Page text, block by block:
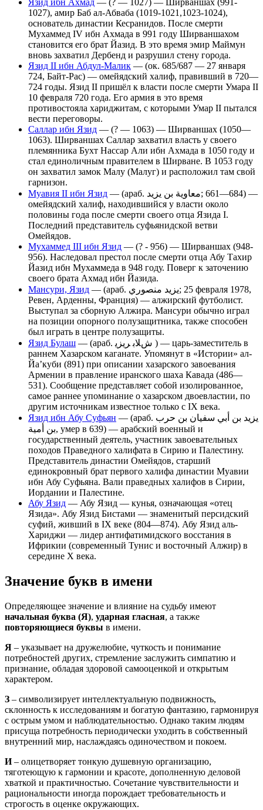
Язид ибн Ахмад — (? — 1027) — Ширваншах (991-
1027), амир Баб ал-Абваба (1019-1021,1023-1024),
основатель династии Кесранидов. После смерти
Мухаммед IV ибн Ахмада в 991 году Ширваншахом
становится его брат Йазид. В это время эмир Маймун
вновь захватил Дербенд и разрушил стену города.
Язид II ибн Абдул-Малик — (ок. 685/687 — 27 января
724, Байт-Рас) — омейядский халиф, правивший в 720—
724 годы. Язид II пришёл к власти после смерти Умара II
10 февраля 720 года. Его армия в это время
противостояла хариджитам, с которыми Умар II пытался
вести переговоры.
Саллар ибн Язид — (? — 1063) — Ширваншах (1050—
1063). Ширваншах Саллар захватил власть у своего
племянника Бухт Нассар Али ибн Ахмада в 1050 году и
стал единоличным правителем в Ширване. В 1053 году
он захватил замок Малу (Малуг) и расположил там свой
гарнизон.
Муавия II ибн Язид — (араб. معاوية بن يزيد‎; 661—684) —
омейядский халиф, находившийся у власти около
половины года после смерти своего отца Язида I.
Последний представитель суфьянидской ветви
Омейядов.
Мухаммед III ибн Язид — (? - 956) — Ширваншах (948-
956). Наследовал престол после смерти отца Абу Тахир
Йазид ибн Мухаммеда в 948 году. Поверг к заточению
своего брата Ахмад ибн Йазида.
Мансури, Язид — (араб. يزيد منصوري‎; 25 февраля 1978,
Ревен, Арденны, Франция) — алжирский футболист.
Выступал за сборную Алжира. Мансури обычно играл
на позиции опорного полузащитника, также способен
был играть в центре полузащиты.
Язид Булаш — (араб. شﻼﺑ ﺮﻳﺰﻳ ‎) — царь-заместитель в
раннем Хазарском каганате. Упомянут в «Истории» ал-
Йа’куби (891) при описании хазарского завоевания
Армении в правление иранского шаха Кавада (486—
531). Сообщение представляет собой изолированное,
самое раннее упоминание о хазарском двоевластии, по
другим источникам известное только с IX века.
Язид ибн Абу Суфьян — (араб. يزيد بن أبي سفيان بن حرب
بن أمية‎, умер в 639) — арабский военный и
государственный деятель, участник завоевательных
походов Праведного халифата в Сирию и Палестину.
Представитель династии Омейядов, старший
единокровный брат первого халифа династии Муавии
ибн Абу Суфьяна. Вали праведных халифов в Сирии,
Иордании и Палестине.
Абу Язид — Абу Язид — кунья, означающая «отец
Язида». Абу Язид Бистами — знаменитый персидский
суфий, живший в IX веке (804—874). Абу Язид аль-
Хариджи — лидер антифатимидского восстания в
Ифрикии (современный Тунис и восточный Алжир) в
середине X века.
Значение букв в имени
Определяющее значение и влияние на судьбу имеют
начальная буква (Я), ударная гласная, а также
повторяющиеся буквы в имени.
Я – указывает на дружелюбие, чуткость и понимание
потребностей других, стремление заслужить симпатию и
признание, обладая здоровой самооценкой и открытым
характером.
З – символизирует интеллектуальную подвижность,
склонность к исследованиям и богатую фантазию, гармонируя
с острым умом и наблюдательностью. Однако таким людям
присуща потребность периодически уходить в собственный
внутренний мир, наслаждаясь одиночеством и покоем.
И– олицетворяет тонкую душевную организацию,
тяготеющую к гармонии и красоте, дополненную деловой
хваткой и практичностью. Сочетание чувствительности и
рациональности иногда порождает требовательность и
строгость в оценке окружающих.